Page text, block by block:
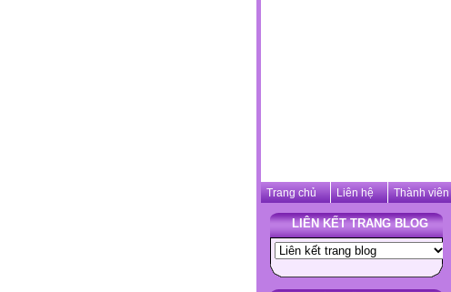
Trang chủ Liên hệ Thành viên
LIÊN KẾT TRANG BLOG